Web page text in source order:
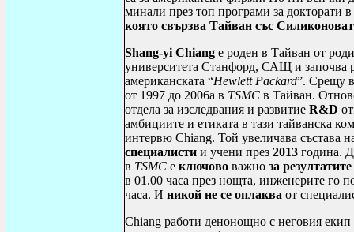
минали през топ програми за докторати
която свързва Тайван със
Shang-yi Chiang е роден в Тайван от
университета Станфорд, САЩ и започва
американската “Hewlett Packard”. Срещу
от 1997 до 2006а в TSMC в Тайван.
отдела за изследвания и развитие R&D
амбициите и етиката в тази тайванска
интервю Chiang. Той увеличава състава
специалисти и учени през 2013 година.
в TSMC е ключово важно за резултатите
в 01.00 часа през нощта, инженерите го
часа. И никой не се оплаква от
Chiang работи денонощно с неговия екип